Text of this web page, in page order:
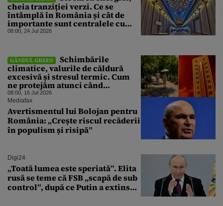
cheia tranziției verzi. Ce se
întâmplă în România și cât de
importante sunt centralele cu
acumulare prin pompaj
08:00, 24 Jul 2026
GÂNDUL GREEN
Schimbările
climatice, valurile de căldură
excesivă și stresul termic. Cum
ne protejăm atunci când
temperaturile devin periculoase
08:00, 16 Jul 2026
Mediafax
Avertismentul lui Bolojan pentru
România: „Crește riscul recăderii
în populism și risipă”
Digi24
„Toată lumea este speriată”. Elita
rusă se teme că FSB „scapă de sub
control”, după ce Putin a extins